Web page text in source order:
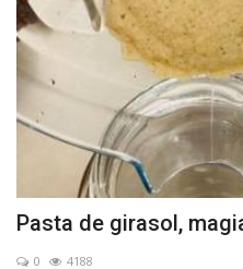
Pasta de girasol,
0 4188